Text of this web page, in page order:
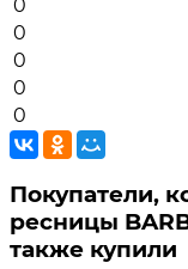
0
0
0
0
0
Покупатели,
ресницы
также купили